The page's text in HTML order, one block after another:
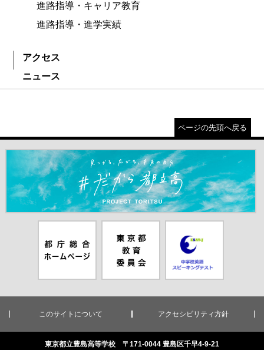
進路指導・キャリア教育
進路指導・進学実績
アクセス
ニュース
ページの先頭へ戻る
＃だから都立高（別ウインドウが開きます）
ムページ（別
ウインドウが
員会（別ウイ
ンドウが開き
ピーキングテ
スト（別ウイ
ンドウが開き
このサイトについて アクセシビリティ方針
東京都立豊島高等学校 〒171-0044 豊島区千早4-9-21